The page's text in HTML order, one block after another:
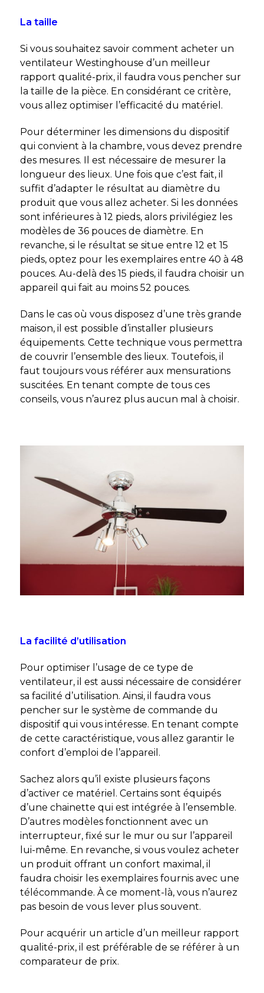
La taille
Si vous souhaitez savoir comment acheter un
ventilateur Westinghouse d’un meilleur
rapport qualité-prix, il faudra vous pencher sur
la taille de la pièce. En considérant ce critère,
vous allez optimiser l’efficacité du matériel.
Pour déterminer les dimensions du dispositif
qui convient à la chambre, vous devez prendre
des mesures. Il est nécessaire de mesurer la
longueur des lieux. Une fois que c’est fait, il
suffit d’adapter le résultat au diamètre du
produit que vous allez acheter. Si les données
sont inférieures à 12 pieds, alors privilégiez les
modèles de 36 pouces de diamètre. En
revanche, si le résultat se situe entre 12 et 15
pieds, optez pour les exemplaires entre 40 à 48
pouces. Au-delà des 15 pieds, il faudra choisir un
appareil qui fait au moins 52 pouces.
Dans le cas où vous disposez d’une très grande
maison, il est possible d’installer plusieurs
équipements. Cette technique vous permettra
de couvrir l’ensemble des lieux. Toutefois, il
faut toujours vous référer aux mensurations
suscitées. En tenant compte de tous ces
conseils, vous n’aurez plus aucun mal à choisir.
La facilité d’utilisation
Pour optimiser l’usage de ce type de
ventilateur, il est aussi nécessaire de considérer
sa facilité d’utilisation. Ainsi, il faudra vous
pencher sur le système de commande du
dispositif qui vous intéresse. En tenant compte
de cette caractéristique, vous allez garantir le
confort d’emploi de l’appareil.
Sachez alors qu’il existe plusieurs façons
d’activer ce matériel. Certains sont équipés
d’une chainette qui est intégrée à l’ensemble.
D’autres modèles fonctionnent avec un
interrupteur, fixé sur le mur ou sur l’appareil
lui-même. En revanche, si vous voulez acheter
un produit offrant un confort maximal, il
faudra choisir les exemplaires fournis avec une
télécommande. À ce moment-là, vous n’aurez
pas besoin de vous lever plus souvent.
Pour acquérir un article d’un meilleur rapport
qualité-prix, il est préférable de se référer à un
comparateur de prix.